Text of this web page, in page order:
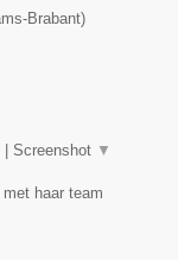
Brabant)
Screenshot ▼
haar team